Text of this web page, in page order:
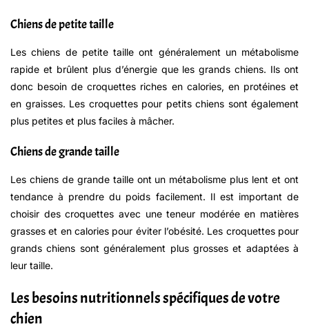
Chiens de petite taille
Les chiens de petite taille ont généralement un métabolisme
rapide et brûlent plus d’énergie que les grands chiens. Ils ont
donc besoin de croquettes riches en calories, en protéines et
en graisses. Les croquettes pour petits chiens sont également
plus petites et plus faciles à mâcher.
Chiens de grande taille
Les chiens de grande taille ont un métabolisme plus lent et ont
tendance à prendre du poids facilement. Il est important de
choisir des croquettes avec une teneur modérée en matières
grasses et en calories pour éviter l’obésité. Les croquettes pour
grands chiens sont généralement plus grosses et adaptées à
leur taille.
Les besoins nutritionnels spécifiques de votre
chien